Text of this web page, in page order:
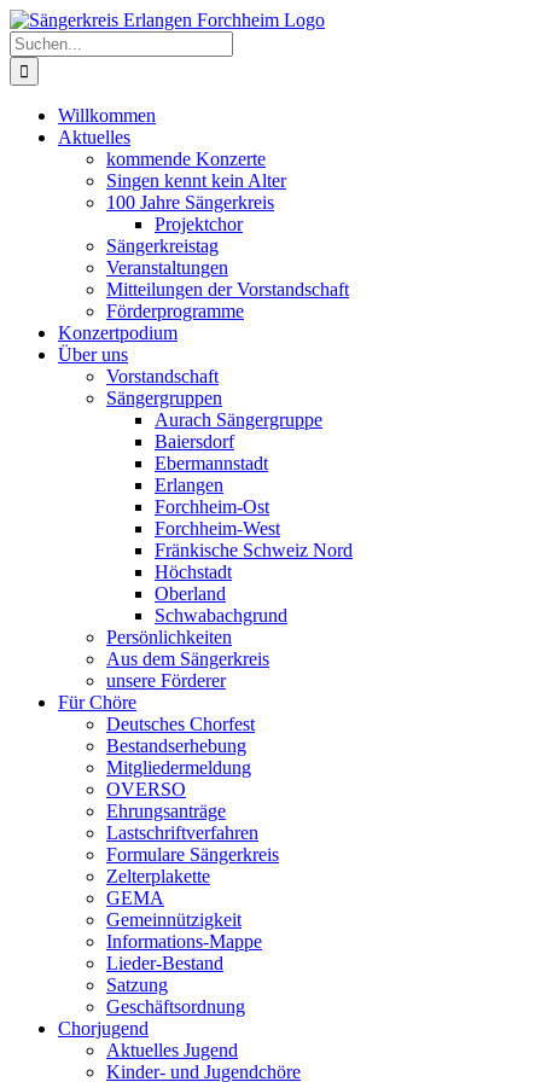
Zum
Inhalt
springen
Suche
nach:
Willkommen
Aktuelles
kommende Konzerte
Singen kennt kein Alter
100 Jahre Sängerkreis
Projektchor
Sängerkreistag
Veranstaltungen
Mitteilungen der Vorstandschaft
Förderprogramme
Konzertpodium
Über uns
Vorstandschaft
Sängergruppen
Aurach Sängergruppe
Baiersdorf
Ebermannstadt
Erlangen
Forchheim-Ost
Forchheim-West
Fränkische Schweiz Nord
Höchstadt
Oberland
Schwabachgrund
Persönlichkeiten
Aus dem Sängerkreis
unsere Förderer
Für Chöre
Deutsches Chorfest
Bestandserhebung
Mitgliedermeldung
OVERSO
Ehrungsanträge
Lastschriftverfahren
Formulare Sängerkreis
Zelterplakette
GEMA
Gemeinnützigkeit
Informations-Mappe
Lieder-Bestand
Satzung
Geschäftsordnung
Chorjugend
Aktuelles Jugend
Kinder- und Jugendchöre